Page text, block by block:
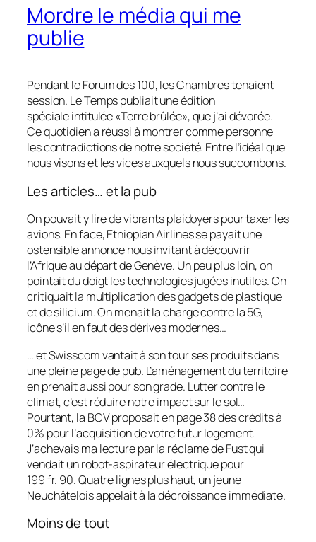
Mordre le média qui me
publie
Pendant le Forum des 100, les Chambres tenaient
session. Le Tempspubliaitune édition
spécialeintitulée «Terre brûlée», que j’ai dévorée.
Ce quotidien a réussi à montrer comme personne
les contradictions de notre société. Entre l’idéal que
nous visons et les vices auxquels nous succombons.
Les articles… et la pub
On pouvait y lire de vibrants plaidoyers pour taxer les
avions. En face, Ethiopian Airlines se payait une
ostensible annonce nous invitant à découvrir
l’Afrique au départ de Genève. Un peu plus loin, on
pointait du doigt les technologies jugées inutiles. On
critiquait la multiplication des gadgets de plastique
et de silicium. On menait la charge contre la 5G,
icône s’il en faut des dérives modernes…
… et Swisscom vantait à son tour ses produits dans
une pleine page de pub. L’aménagement du territoire
en prenait aussi pour son grade. Lutter contre le
climat, c’est réduire notre impact sur le sol…
Pourtant, la BCV proposait en page 38 des crédits à
0% pour l’acquisition de votre futur logement.
J’achevais ma lecture par la réclame de Fust qui
vendait un robot-aspirateur électrique pour
199 fr. 90. Quatre lignes plus haut, un jeune
Neuchâtelois appelait à la décroissance immédiate.
Moins de tout